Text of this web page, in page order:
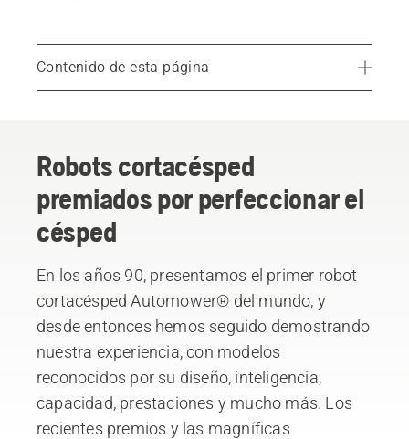
Contenido de esta página
Robots cortacésped premiados por perfeccionar el césped
Opiniones reales de clientes reales: sin quejas
Robots cortacésped
premiados por perfeccionar el
césped
En los años 90, presentamos el primer robot
cortacésped Automower® del mundo, y
desde entonces hemos seguido demostrando
nuestra experiencia, con modelos
reconocidos por su diseño, inteligencia,
capacidad, prestaciones y mucho más. Los
recientes premios y las magníficas